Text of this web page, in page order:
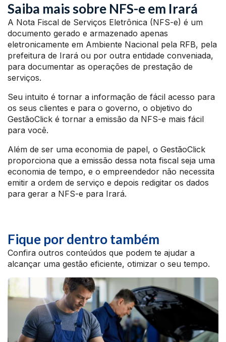
Saiba mais sobre NFS-e em Irará
A Nota Fiscal de Serviços Eletrônica (NFS-e) é um
documento gerado e armazenado apenas
eletronicamente em Ambiente Nacional pela RFB, pela
prefeitura de Irará ou por outra entidade conveniada,
para documentar as operações de prestação de
serviços.
Seu intuito é tornar a informação de fácil acesso para
os seus clientes e para o governo, o objetivo do
GestãoClick é tornar a emissão da NFS-e mais fácil
para você.
Além de ser uma economia de papel, o GestãoClick
proporciona que a emissão dessa nota fiscal seja uma
economia de tempo, e o empreendedor não necessita
emitir a ordem de serviço e depois redigitar os dados
para gerar a NFS-e para Irará.
Fique por dentro também
Confira outros conteúdos que podem te ajudar a
alcançar uma gestão eficiente, otimizar o seu tempo.